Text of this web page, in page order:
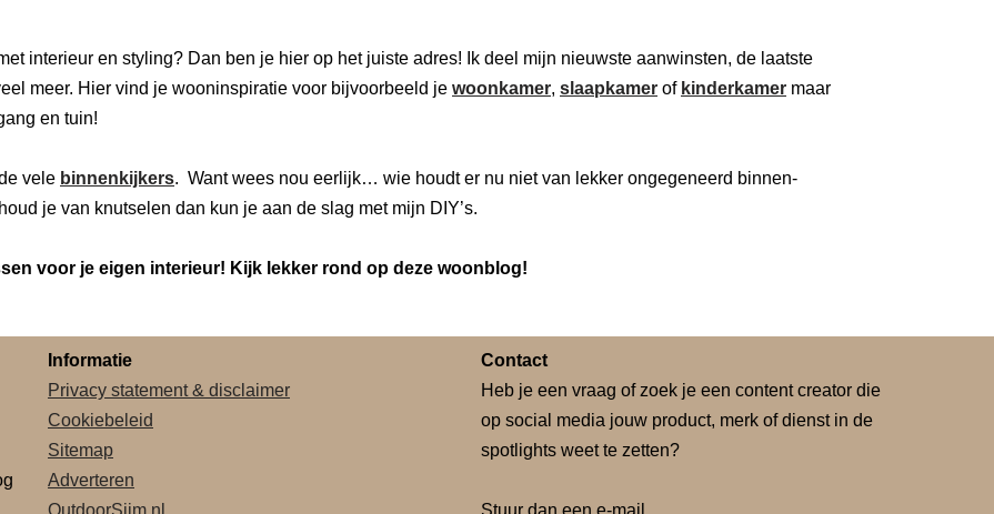
interieur en styling? Dan ben je hier op het juiste adres! Ik deel mijn nieuwste aanwinsten, de laatste
meer. Hier vind je wooninspiratie voor bijvoorbeeld je woonkamer, slaapkamer of kinderkamer maar
en tuin!
vele binnenkijkers. Want wees nou eerlijk… wie houdt er nu niet van lekker ongegeneerd binnen-
je van knutselen dan kun je aan de slag met mijn DIY’s.
voor je eigen interieur! Kijk lekker rond op deze woonblog!
Informatie
Privacy statement & disclaimer
Cookiebeleid
Sitemap
Adverteren
OutdoorSjim.nl
Contact
Heb je een vraag of zoek je een content creator die
op social media jouw product, merk of dienst in de
spotlights weet te zetten?
Stuur dan een e-mail